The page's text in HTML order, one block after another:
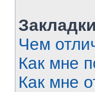
Чем
Как мне
Как мне